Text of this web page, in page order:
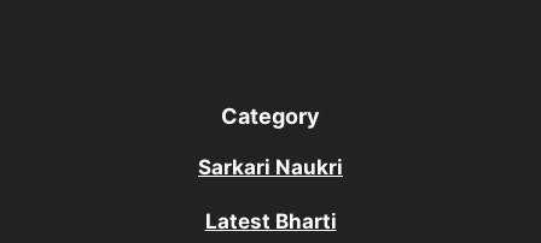
Category
Sarkari Naukri
Latest Bharti